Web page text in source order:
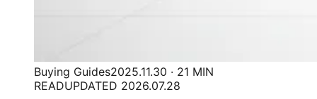
Buying Guides2025.11.30 · 21 MIN
READUPDATED 2026.07.28